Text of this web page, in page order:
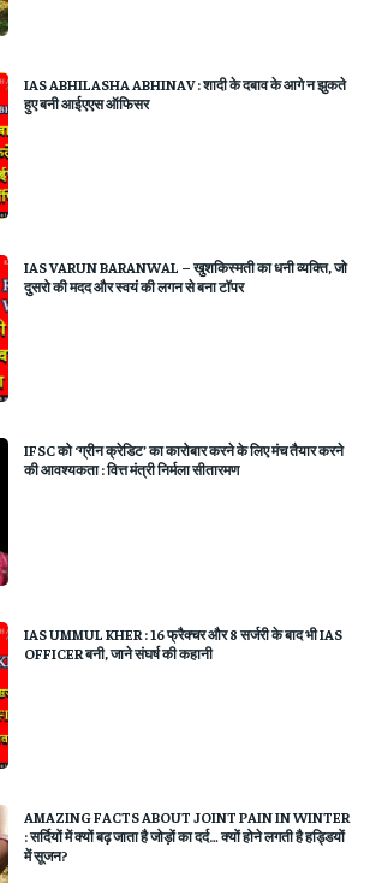
IAS ABHILASHA ABHINAV : शादी के दबाव के आगे न झुकते
हुए बनी आईएएस ऑफिसर
IAS VARUN BARANWAL – खुशकिस्मती का धनी व्यक्ति, जो
दुसरो की मदद और स्वयं की लगन से बना टॉपर
IFSC को ‘ग्रीन क्रेडिट’ का कारोबार करने के लिए मंच तैयार करने
की आवश्यकता : वित्त मंत्री निर्मला सीतारमण
IAS UMMUL KHER : 16 फ्रैक्चर और 8 सर्जरी के बाद भी IAS
OFFICER बनी, जाने संघर्ष की कहानी
AMAZING FACTS ABOUT JOINT PAIN IN WINTER
: सर्दियों में क्यों बढ़ जाता है जोड़ों का दर्द… क्यों होने लगती है हड्डियों
में सूजन?